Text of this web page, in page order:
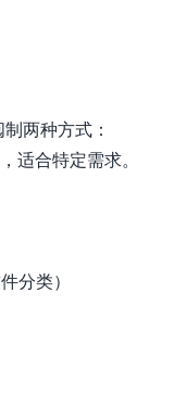
两种方式：
适合特定需求。
分类）